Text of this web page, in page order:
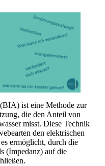
ist eine Methode zur
die den Anteil von
misst. Diese Technik
den elektrischen
ermöglicht, durch die
(Impedanz) auf die